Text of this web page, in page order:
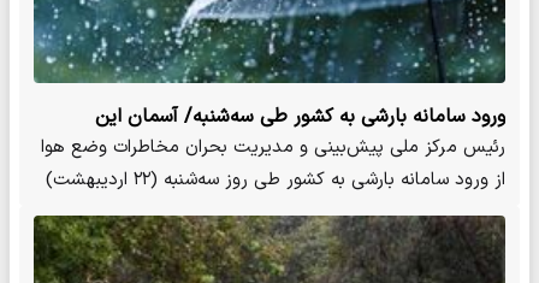
ورود سامانه بارشی به کشور طی سه‌شنبه/ آسمان این
استان‌ها بارانی می‌شود
رئیس مرکز ملی پیش‌بینی و مدیریت بحران مخاطرات وضع هوا
از ورود سامانه بارشی به کشور طی روز سه‌شنبه (۲۲ اردیبهشت)
و در…